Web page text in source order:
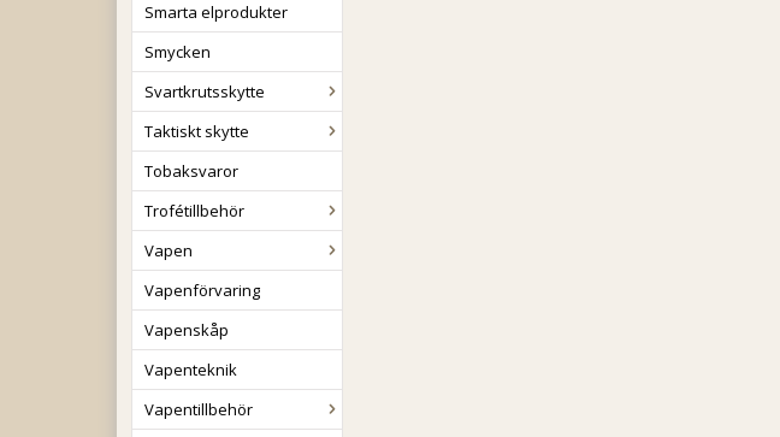
Smarta elprodukter
Smycken
Svartkrutsskytte
Taktiskt skytte
Tobaksvaror
Trofétillbehör
Vapen
Vapenförvaring
Vapenskåp
Vapenteknik
Vapentillbehör